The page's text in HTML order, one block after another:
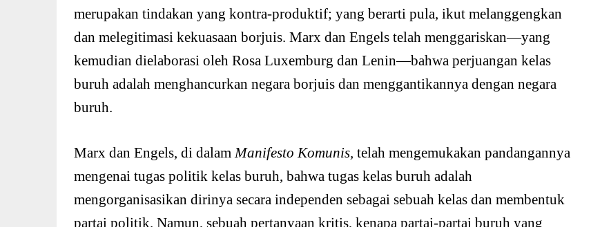
merupakan tindakan yang kontra-produktif; yang berarti pula, ikut melanggengkan
dan melegitimasi kekuasaan borjuis. Marx dan Engels telah menggariskan—yang
kemudian dielaborasi oleh Rosa Luxemburg dan Lenin—bahwa perjuangan kelas
buruh adalah menghancurkan negara borjuis dan menggantikannya dengan negara
buruh.
Marx dan Engels, di dalam Manifesto Komunis, telah mengemukakan pandangannya
mengenai tugas politik kelas buruh, bahwa tugas kelas buruh adalah
mengorganisasikan dirinya secara independen sebagai sebuah kelas dan membentuk
partai politik. Namun, sebuah pertanyaan kritis, kenapa partai-partai buruh yang